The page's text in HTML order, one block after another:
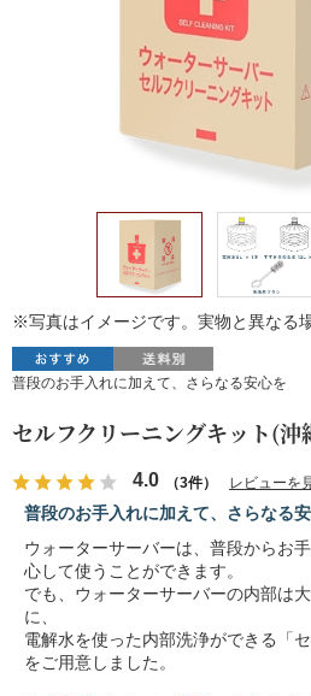
※写真はイメージです。実物と異なる
普段のお手入れに加えて、さらなる安心を
セルフクリーニングキット(沖
4.0 （3件） レビューを
普段のお手入れに加えて、さらなる
ウォーターサーバーは、普段からお
心して使うことができます。
でも、ウォーターサーバーの内部は
に、
電解水を使った内部洗浄ができる「
をご用意しました。